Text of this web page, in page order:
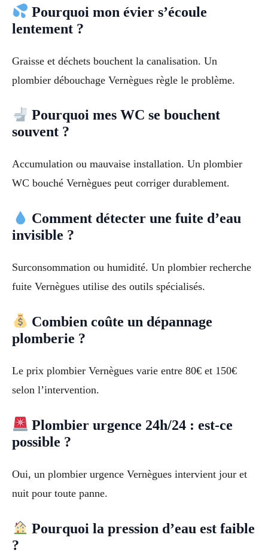
Pourquoi mon évier s’écoule
lentement ?
Graisse et déchets bouchent la canalisation. Un
plombier débouchage Vernègues règle le problème.
Pourquoi mes WC se bouchent
souvent ?
Accumulation ou mauvaise installation. Un plombier
WC bouché Vernègues peut corriger durablement.
Comment détecter une fuite d’eau
invisible ?
Surconsommation ou humidité. Un plombier recherche
fuite Vernègues utilise des outils spécialisés.
Combien coûte un dépannage
plomberie ?
Le prix plombier Vernègues varie entre 80€ et 150€
selon l’intervention.
Plombier urgence 24h/24 : est-ce
possible ?
Oui, un plombier urgence Vernègues intervient jour et
nuit pour toute panne.
Pourquoi la pression d’eau est faible
?